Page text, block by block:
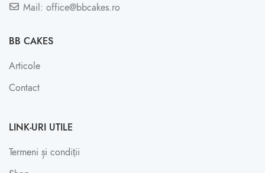
Mail: office@bbcakes.ro
BB CAKES
Articole
Contact
LINK-URI UTILE
Termeni și condiții